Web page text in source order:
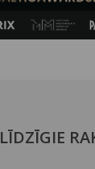
LĪDZĪGIE